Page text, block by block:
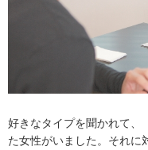
好きなタイプを聞かれて、
た女性がいました。それに